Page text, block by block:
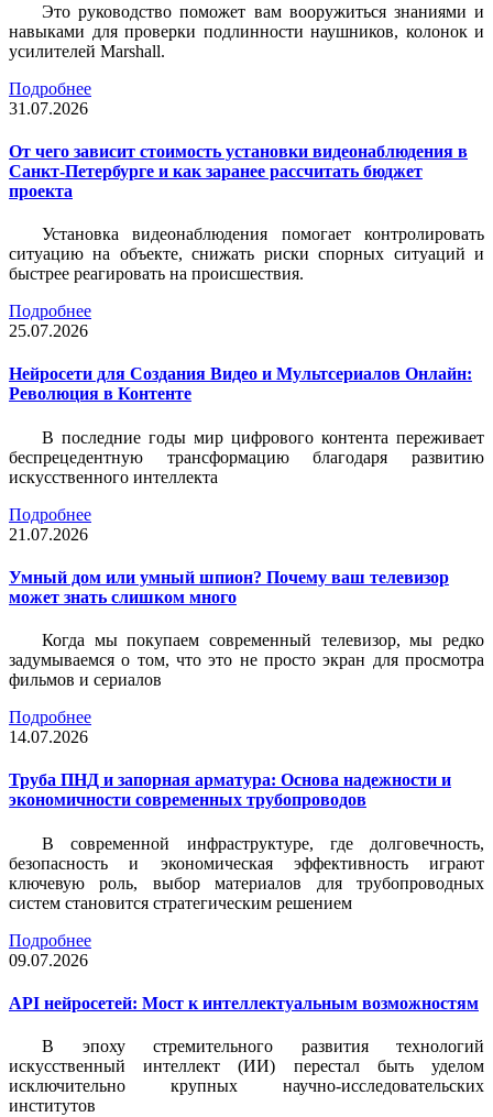
Это руководство поможет вам вооружиться знаниями и
навыками для проверки подлинности наушников, колонок и
усилителей Marshall.
Подробнее
31.07.2026
От чего зависит стоимость установки видеонаблюдения в
Санкт-Петербурге и как заранее рассчитать бюджет
проекта
Установка видеонаблюдения помогает контролировать
ситуацию на объекте, снижать риски спорных ситуаций и
быстрее реагировать на происшествия.
Подробнее
25.07.2026
Нейросети для Создания Видео и Мультсериалов Онлайн:
Революция в Контенте
В последние годы мир цифрового контента переживает
беспрецедентную трансформацию благодаря развитию
искусственного интеллекта
Подробнее
21.07.2026
Умный дом или умный шпион? Почему ваш телевизор
может знать слишком много
Когда мы покупаем современный телевизор, мы редко
задумываемся о том, что это не просто экран для просмотра
фильмов и сериалов
Подробнее
14.07.2026
Труба ПНД и запорная арматура: Основа надежности и
экономичности современных трубопроводов
В современной инфраструктуре, где долговечность,
безопасность и экономическая эффективность играют
ключевую роль, выбор материалов для трубопроводных
систем становится стратегическим решением
Подробнее
09.07.2026
API нейросетей: Мост к интеллектуальным возможностям
В эпоху стремительного развития технологий
искусственный интеллект (ИИ) перестал быть уделом
исключительно крупных научно-исследовательских
институтов